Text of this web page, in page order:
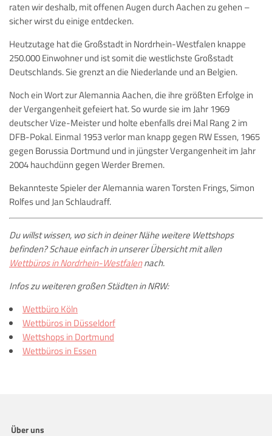
raten wir deshalb, mit offenen Augen durch Aachen zu gehen –
sicher wirst du einige entdecken.
Heutzutage hat die Großstadt in Nordrhein-Westfalen knappe
250.000 Einwohner und ist somit die westlichste Großstadt
Deutschlands. Sie grenzt an die Niederlande und an Belgien.
Noch ein Wort zur Alemannia Aachen, die ihre größten Erfolge in
der Vergangenheit gefeiert hat. So wurde sie im Jahr 1969
deutscher Vize-Meister und holte ebenfalls drei Mal Rang 2 im
DFB-Pokal. Einmal 1953 verlor man knapp gegen RW Essen, 1965
gegen Borussia Dortmund und in jüngster Vergangenheit im Jahr
2004 hauchdünn gegen Werder Bremen.
Bekannteste Spieler der Alemannia waren Torsten Frings, Simon
Rolfes und Jan Schlaudraff.
Du willst wissen, wo sich in deiner Nähe weitere Wettshops
befinden? Schaue einfach in unserer Übersicht mit allen
Wettbüros in Nordrhein-Westfalennach.
Infos zu weiteren großen Städten in NRW:
Wettbüro Köln
Wettbüros in Düsseldorf
Wettshops in Dortmund
Wettbüros in Essen
Über uns